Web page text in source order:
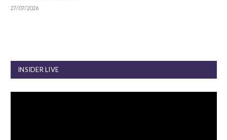
27/07/2026
INSIDER LIVE